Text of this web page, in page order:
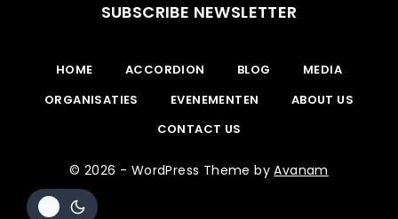
SUBSCRIBE NEWSLETTER
HOME ACCORDION BLOG
MEDIA
ORGANISATIES
EVENEMENTEN
ABOUT US
CONTACT US
© 2026 - WordPress Theme byAvanam